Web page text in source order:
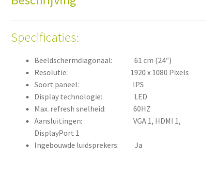
Specificaties:
Beeldschermdiagonaal: 61 cm (24″)
Resolutie: 1920 x 1080 Pixels
Soort paneel: IPS
Display technologie: LED
Max. refresh snelheid: 60HZ
Aansluitingen: VGA 1, HDMI 1,
DisplayPort 1
Ingebouwde luidsprekers: Ja